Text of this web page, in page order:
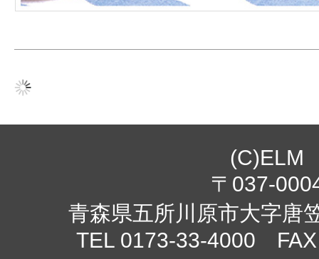
(C)ELM
〒037-
青森県五所川原市大字唐
TEL 0173-33-4000